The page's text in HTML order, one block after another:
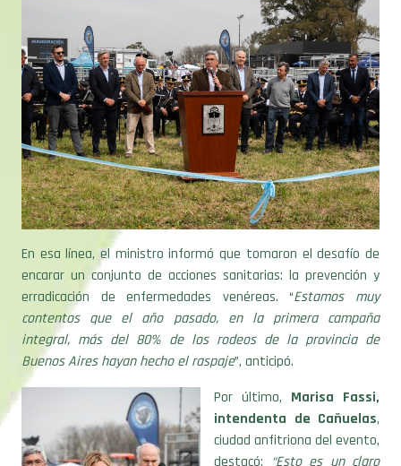
En esa línea, el ministro informó que tomaron el desafío de
encarar un conjunto de acciones sanitarias: la prevención y
erradicación de enfermedades venéreas. “Estamos muy
contentos que el año pasado, en la primera campaña
integral, más del 80% de los rodeos de la provincia de
Buenos Aires hayan hecho el raspaje”, anticipó.
Por último,Marisa Fassi,
intendenta de Cañuelas
ciudad anfitriona del evento,
destacó:“Esto es un claro
ejemplo del trabajo que se